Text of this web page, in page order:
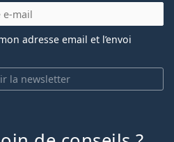
la newsletter
adresse email et l’envoi